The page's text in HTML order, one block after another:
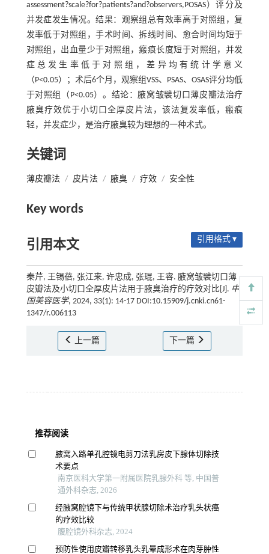
assessment?scale?for?patients?and?observers,POSAS）评分及
并发症发生情况。结果：观察组总有效率高于对照组，复
发率低于对照组，手术时间、拆线时间、愈合时间均短于
对照组，出血量少于对照组，瘢痕长度短于对照组，并发
症总发生率低于对照组，差异均有统计学意义
（P<0.05）；术后6个月，观察组VSS、PSAS、OSAS评分均低
于对照组（P<0.05）。结论：腋窝皱襞切口薄皮瓣法治疗
腋臭疗效优于小切口全厚皮片法，该法复发率低，瘢痕
轻，并发症少，是治疗腋臭较为理想的一种术式。
关键词
薄皮瓣法 / 皮片法 / 腋臭 / 疗效 / 安全性
Key words
引用本文 引用格式 ▾
秦芹, 王锡蓓, 张江来, 许忠成, 张琨, 王睿. 腋窝皱襞切口薄
皮瓣法及小切口全厚皮片法用于腋臭治疗的疗效对比[J]. 中
国美容医学, 2024, 33(1): 14-17 DOI:10.15909/j.cnki.cn61-
1347/r.006113
上一篇 下一篇